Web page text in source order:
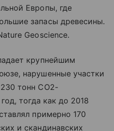
Европы, где
запасы древесины.
Geoscience.
крупнейшим
нарушенные участки
тонн CO2-
тогда как до 2018
примерно 170
и скандинавских